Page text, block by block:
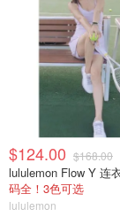
$124.00 $168.00
码全！3色可选
lululemon